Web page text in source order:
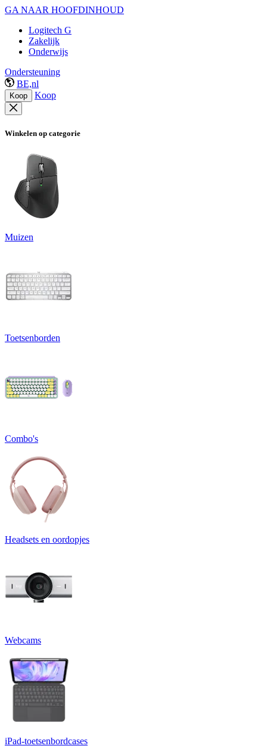
GA NAAR HOOFDINHOUD
Logitech G
Zakelijk
Onderwijs
Ondersteuning
BE,nl
Koop Koop
Winkelen op categorie
Muizen
Toetsenborden
Combo's
Headsets en oordopjes
Webcams
iPad-toetsenbordcases